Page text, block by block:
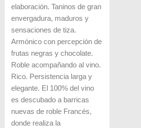
elaboración. Taninos de gran
envergadura, maduros y
sensaciones de tiza.
Armónico con percepción de
frutas negras y chocolate.
Roble acompañando al vino.
Rico. Persistencia larga y
elegante. El 100% del vino
es descubado a barricas
nuevas de roble Francés,
donde realiza la